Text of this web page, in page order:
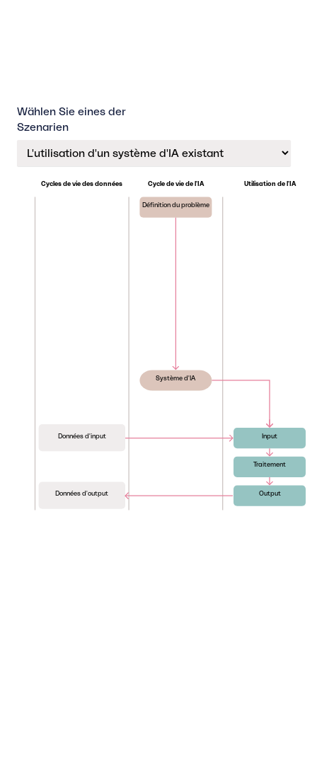
Wählen Sie eines der
Szenarien
Cycles de vie des données Cycle de vie de l'IA Utilisation de l'IA
Données d'input
Données d'output
Définition du problème
Système d'IA
Input
Traitement
Output